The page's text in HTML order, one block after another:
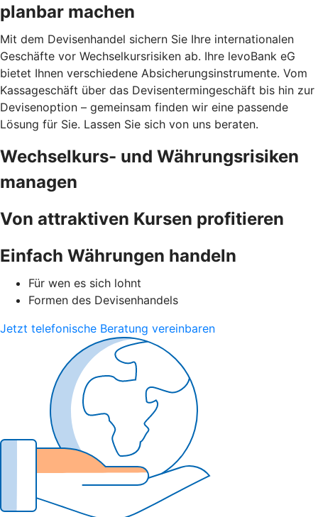
planbar machen
Mit dem Devisenhandel sichern Sie Ihre internationalen
Geschäfte vor Wechselkursrisiken ab. Ihre levoBank eG
bietet Ihnen verschiedene Absicherungsinstrumente. Vom
Kassageschäft über das Devisentermingeschäft bis hin zur
Devisenoption – gemeinsam finden wir eine passende
Lösung für Sie. Lassen Sie sich von uns beraten.
Wechselkurs- und Währungsrisiken
managen
Von attraktiven Kursen profitieren
Einfach Währungen handeln
Für wen es sich lohnt
Formen des Devisenhandels
Jetzt telefonische Beratung vereinbaren